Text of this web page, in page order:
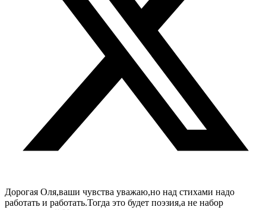
Дорогая Оля,ваши чувства уважаю,но над стихами надо
работать и работать.Тогда это будет поэзия,а не набор